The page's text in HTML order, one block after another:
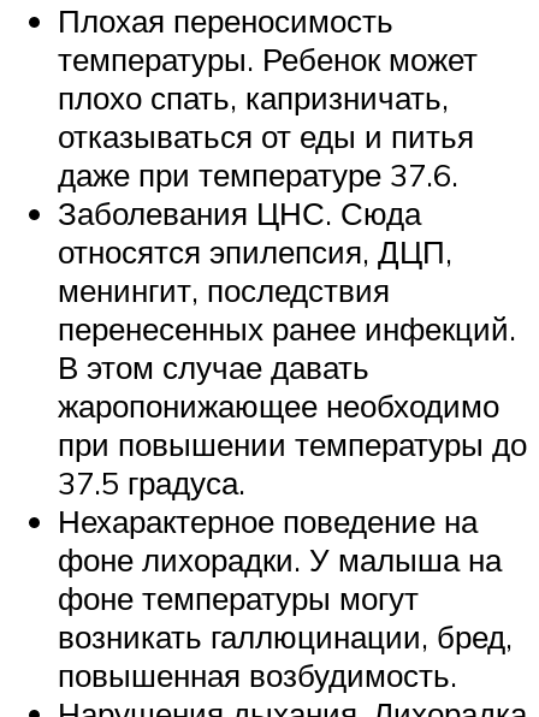
Плохая переносимость
температуры. Ребенок может
плохо спать, капризничать,
отказываться от еды и питья
даже при температуре 37.6.
Заболевания ЦНС. Сюда
относятся эпилепсия, ДЦП,
менингит, последствия
перенесенных ранее инфекций.
В этом случае давать
жаропонижающее необходимо
при повышении температуры до
37.5 градуса.
Нехарактерное поведение на
фоне лихорадки. У малыша на
фоне температуры могут
возникать галлюцинации, бред,
повышенная возбудимость.